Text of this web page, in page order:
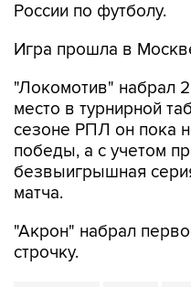
России по футболу.
Игра прошла в
"Локомотив" набрал
место в турнирной
сезоне РПЛ он пока
победы, а с учетом
безвыигрышная
матча.
"Акрон" набрал
строчку.